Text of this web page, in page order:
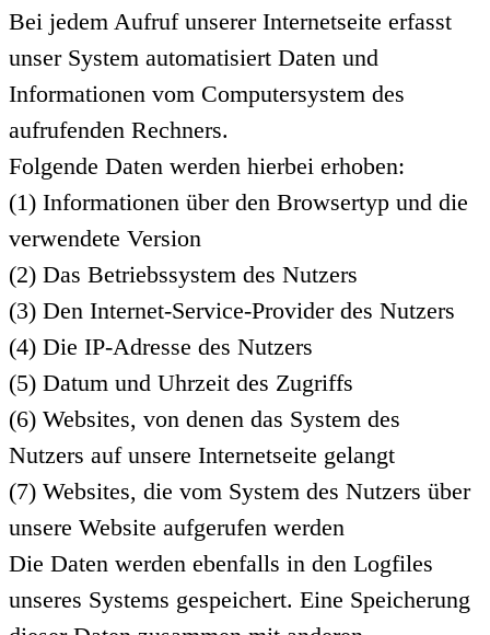
Bei jedem Aufruf unserer Internetseite erfasst
unser System automatisiert Daten und
Informationen vom Computersystem des
aufrufenden Rechners.
Folgende Daten werden hierbei erhoben:
(1) Informationen über den Browsertyp und die
verwendete Version
(2) Das Betriebssystem des Nutzers
(3) Den Internet-Service-Provider des Nutzers
(4) Die IP-Adresse des Nutzers
(5) Datum und Uhrzeit des Zugriffs
(6) Websites, von denen das System des
Nutzers auf unsere Internetseite gelangt
(7) Websites, die vom System des Nutzers über
unsere Website aufgerufen werden
Die Daten werden ebenfalls in den Logfiles
unseres Systems gespeichert. Eine Speicherung